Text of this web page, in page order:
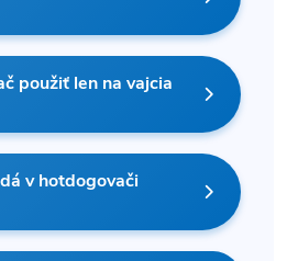
použiť len na vajcia
v hotdogovači